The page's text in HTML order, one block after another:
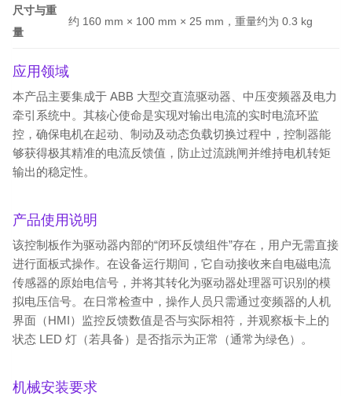
尺寸与重
量
约 160 mm × 100 mm × 25 mm，重量约为 0.3 kg
应用领域
本产品主要集成于 ABB 大型交直流驱动器、中压变频器及电力
牵引系统中。其核心使命是实现对输出电流的实时电流环监
控，确保电机在起动、制动及动态负载切换过程中，控制器能
够获得极其精准的电流反馈值，防止过流跳闸并维持电机转矩
输出的稳定性。
产品使用说明
该控制板作为驱动器内部的“闭环反馈组件”存在，用户无需直接
进行面板式操作。在设备运行期间，它自动接收来自电磁电流
传感器的原始电信号，并将其转化为驱动器处理器可识别的模
拟电压信号。在日常检查中，操作人员只需通过变频器的人机
界面（HMI）监控反馈数值是否与实际相符，并观察板卡上的
状态 LED 灯（若具备）是否指示为正常（通常为绿色）。
机械安装要求